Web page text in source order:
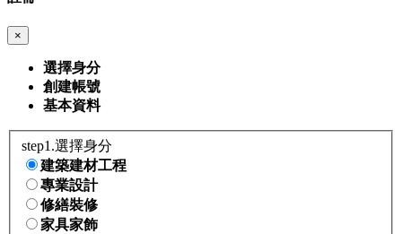
×
選擇身分
創建帳號
基本資料
step1.選擇身分
建築建材工程
專業設計
修繕裝修
家具家飾